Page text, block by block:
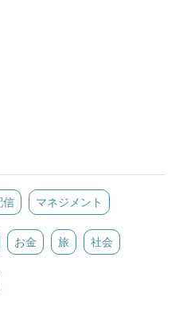
信 マネジメント
お金 旅 社会